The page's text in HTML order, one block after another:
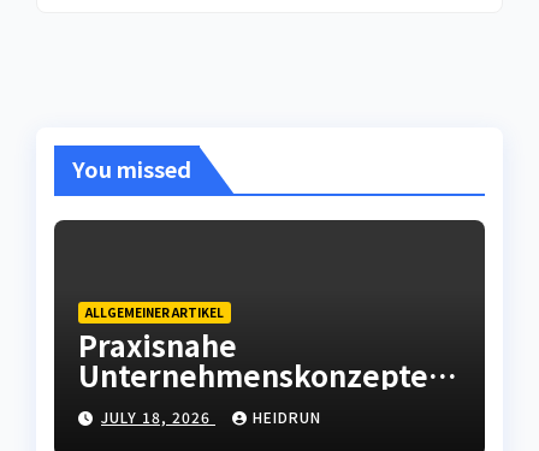
You missed
ALLGEMEINER ARTIKEL
Praxisnahe
Unternehmenskonzepte
mit wirtschaftlicher
Weitsicht
JULY 18, 2026 HEIDRUN